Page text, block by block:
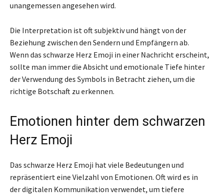
unangemessen angesehen wird.
Die Interpretation ist oft subjektiv und hängt von der
Beziehung zwischen den Sendern und Empfängern ab.
Wenn das schwarze Herz Emoji in einer Nachricht erscheint,
sollte man immer die Absicht und emotionale Tiefe hinter
der Verwendung des Symbols in Betracht ziehen, um die
richtige Botschaft zu erkennen.
Emotionen hinter dem schwarzen
Herz Emoji
Das schwarze Herz Emoji hat viele Bedeutungen und
repräsentiert eine Vielzahl von Emotionen. Oft wird es in
der digitalen Kommunikation verwendet, um tiefere